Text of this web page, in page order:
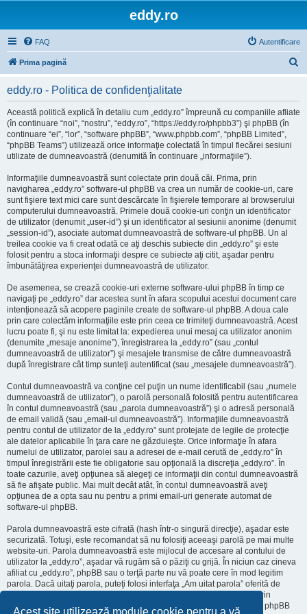
Acest site utilizează module cookie pentru a vă
eddy.ro
FAQ Autentificare
Prima pagină
eddy.ro - Politica de confidenţialitate
Această politică explică în detaliu cum „eddy.ro” împreună cu companiile afliate
(în continuare “noi”, “nostru”, “eddy.ro”, “https://eddy.ro/phpbb3”) şi phpBB (în
continuare “ei”, “lor”, “software phpBB”, “www.phpbb.com”, “phpBB Limited”,
“phpBB Teams”) utilizează orice informaţie colectată în timpul fiecărei sesiuni
utilizate de dumneavoastră (denumită în continuare „informaţiile”).
Informaţiile dumneavoastră sunt colectate prin două căi. Prima, prin
navigharea „eddy.ro” software-ul phpBB va crea un număr de cookie-uri, care
sunt fişiere text mici care sunt descărcate în fişierele temporare al browserului
computerului dumneavoastră. Primele două cookie-uri conţin un identificator
de utilizator (denumit „user-id”) şi un identificator al sesiunii anonime (denumit
„session-id”), asociate automat dumneavoastră de software-ul phpBB. Un al
treilea cookie va fi creat odată ce aţi deschis subiecte din „eddy.ro” şi este
folosit pentru a stoca informaţii despre ce subiecte aţi citit, aşadar pentru
îmbunătăţirea experienţei dumneavoastră de utilizator.
De asemenea, se crează cookie-uri externe software-ului phpBB în timp ce
navigaţi pe „eddy.ro” dar acestea sunt în afara scopului acestui document care
intenţionează să acopere paginile create de software-ul phpBB. A doua cale
prin care colectăm informaţiile este prin ceea ce trimiteţi dumneavoastră. Acest
lucru poate fi, şi nu este limitat la: expedierea unui mesaj ca utilizator anonim
(denumite „mesaje anonime”), înregistrarea la „eddy.ro” (sau „contul
dumneavoastră de utilizator”) şi mesajele transmise de către dumneavoastră
după înregistrare cât timp sunteţi autentificat (sau „mesajele dumneavoastră”).
Contul dumneavoastră va conţine cel puţin un nume identificabil (sau „numele
dumneavoastră de utilizator”), o parolă personală folosită pentru autentificarea
în contul dumneavoastră (sau „parola dumneavoastră”) şi o adresă personală
de email validă (sau „email-ul dumneavoastră”). Informaţiile dumneavoastră
pentru contul de utilizator de la „eddy.ro” sunt protejate de legile de protecţie
ale datelor aplicabile în ţara care ne găzduieşte. Orice informaţie în afara
numelui de utilizator, parolei sau a adresei de e-mail cerută de „eddy.ro” în
timpul înregistrării este fie obligatorie sau opţională la discreţia „eddy.ro”. În
toate cazurile, aveţi opţiunea să alegeţi ce informaţii din contul dumneavoastră
să fie afişate public. Mai mult decât atât, în contul dumneavoastră aveţi
opţiunea de a opta sau nu pentru a primi email-uri generate automat de
software-ul phpBB.
Parola dumneavoastră este cifrată (hash într-o singură direcţie), aşadar este
securizată. Totuşi, este recomandat să nu folosiţi aceeaşi parolă pe mai multe
website-uri. Parola dumneavoastră este mijlocul de accesare al contului de
utilizator la „eddy.ro”, aşadar vă rugăm să o păziţi cu grijă. În niciun caz cineva
afiliat cu „eddy.ro”, phpBB sau o terţă parte nu vă poate cere în mod legitim
parola. Dacă uitaţi parola, puteţi folosi interfaţa „Am uitat parola” oferită de
software-ul phpBB. Această procedură vă va genera o nouă parolă prin
transmiterea numelui de utilizator şi a adresei email, apoi software-ul phpBB